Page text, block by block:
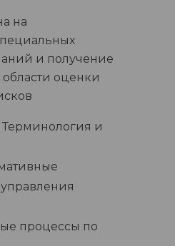
на
и получение
оценки
и
процессы по